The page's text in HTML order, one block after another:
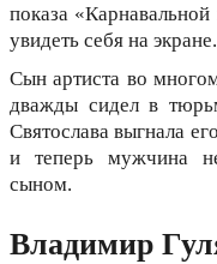
показа
увидеть себя на экране.
Сын артиста во
дважды сидел в
Святослава выгнала
и теперь мужчина
сыном.
Владимир